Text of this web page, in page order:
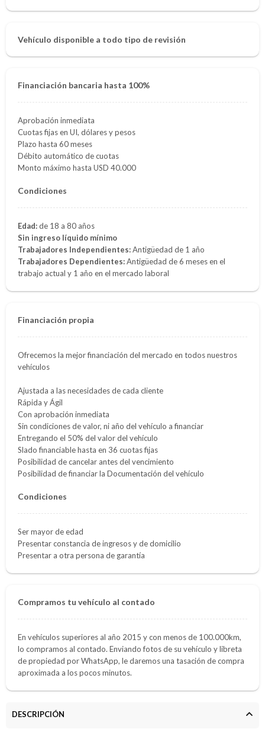
Vehículo disponible a todo tipo de revisión
Financiación bancaria hasta 100%
Aprobación inmediata
Cuotas fijas en UI, dólares y pesos
Plazo hasta 60 meses
Débito automático de cuotas
Monto máximo hasta USD 40.000
Condiciones
Edad:de 18 a 80 años
Sin ingreso líquido mínimo
Trabajadores Independientes:Antigüedad de 1 año
Trabajadores Dependientes:Antigüedad de 6 meses en el
trabajo actual y 1 año en el mercado laboral
Financiación propia
Ofrecemos la mejor financiación del mercado en todos nuestros
vehículos
Ajustada a las necesidades de cada cliente
Rápida y Ágil
Con aprobación inmediata
Sin condiciones de valor, ni año del vehículo a financiar
Entregando el 50% del valor del vehículo
Slado financiable hasta en 36 cuotas fijas
Posibilidad de cancelar antes del vencimiento
Posibilidad de financiar la Documentación del vehículo
Condiciones
Ser mayor de edad
Presentar constancia de ingresos y de domicilio
Presentar a otra persona de garantía
Compramos tu vehículo al contado
En vehículos superiores al año 2015 y con menos de 100.000km,
lo compramos al contado. Enviando fotos de su vehículo y libreta
de propiedad por WhatsApp, le daremos una tasación de compra
aproximada a los pocos minutos.
DESCRIPCIÓN